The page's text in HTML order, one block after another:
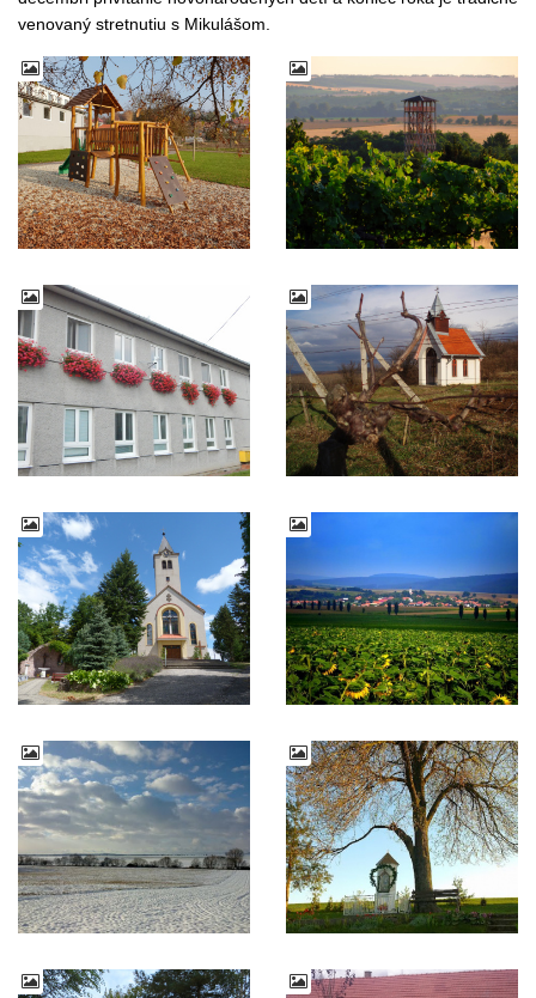
venovaný stretnutiu s Mikulášom.